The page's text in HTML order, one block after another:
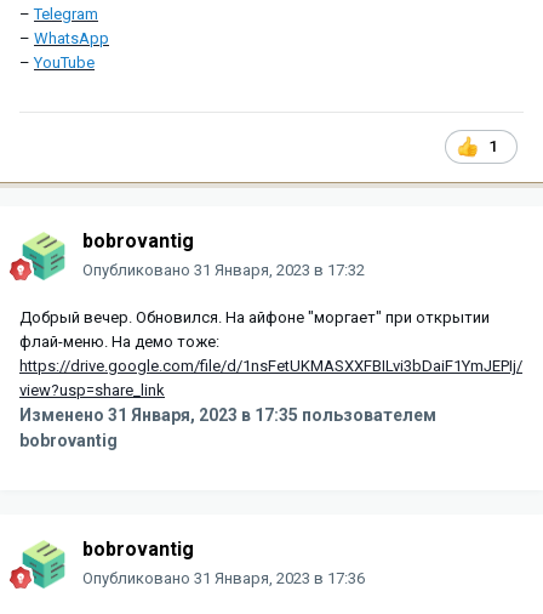
–Telegram
– WhatsApp
–YouTube
1
bobrovantig
Опубликовано 31 Января, 2023 в 17:32
Добрый вечер. Обновился. На айфоне "моргает" при открытии
флай-меню. На демо тоже:
https://drive.google.com/file/d/1nsFetUKMASXXFBILvi3bDaiF1YmJEPIj/
view?usp=share_link
Изменено 31 Января, 2023 в 17:35 пользователем
bobrovantig
bobrovantig
Опубликовано 31 Января, 2023 в 17:36